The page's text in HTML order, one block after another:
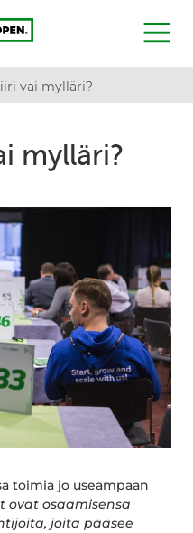
MENU
vai mylläri?
mylläri?
toimia jo useampaan
ovat osaamisensa
joita pääsee